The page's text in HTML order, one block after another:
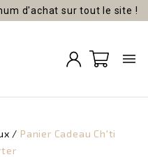
d'achat sur tout le site !

Panier Cadeau Ch'ti